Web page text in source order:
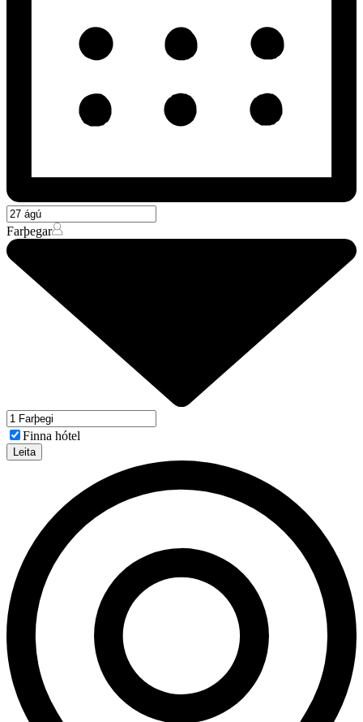
Farþegar
Finna hótel
Leita